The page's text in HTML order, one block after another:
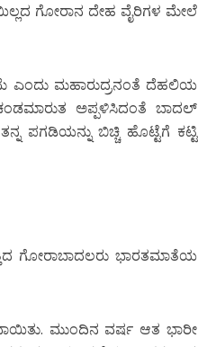
ಗೋರಾನ ದೇಹ ವೈರಿಗಳ ಮೇಲೆ
ಎಂದು ಮಹಾರುದ್ರನಂತೆ ದೆಹಲಿಯ
ಅಪ್ಪಳಿಸಿದಂತೆ ಬಾದಲ್
ಪಗಡಿಯನ್ನು ಬಿಚ್ಚಿ ಹೊಟ್ಟೆಗೆ ಕಟ್ಟಿ
ಗೋರಾಬಾದಲರು ಭಾರತಮಾತೆಯ
ಮುಂದಿನ ವರ್ಷ ಆತ ಭಾರೀ